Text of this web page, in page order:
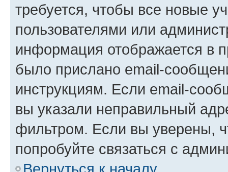
требуется, чтобы все новые
пользователями или
информация отображается в
было прислано email-
инструкциям. Если email-
вы указали неправильный
фильтром. Если вы уверены,
попробуйте связаться с
Вернуться к началу